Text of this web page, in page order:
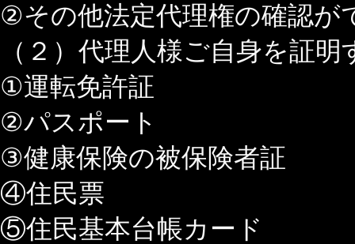
②その他法定代理権の確認が
（２）代理人様ご自身を証
①運転免許証
②パスポート
③健康保険の被保険者証
④住民票
⑤住民基本台帳カード